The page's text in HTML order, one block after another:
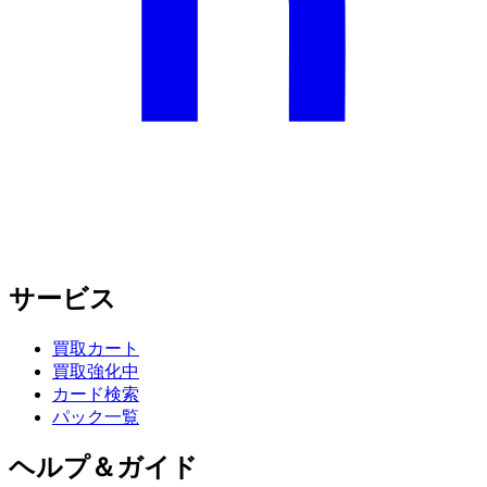
サービス
買取カート
買取強化中
カード検索
パック一覧
ヘルプ＆ガイド